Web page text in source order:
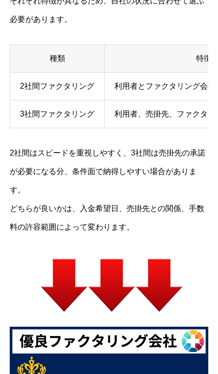
必要があります。
種類 特徴
2社間ファクタリング 利用者とファクタリング会
3社間ファクタリング 利用者、売掛先、ファクタ
2社間はスピードを重視しやすく、3社間は売掛先の承諾
が必要になる分、条件面で納得しやすい場合がありま
す。
どちらが良いかは、入金希望日、売掛先との関係、手数
料の許容範囲によって変わります。